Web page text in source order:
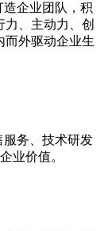
企业团队，积
、主动力、创
而外驱动企业生
务、技术研发
业价值。